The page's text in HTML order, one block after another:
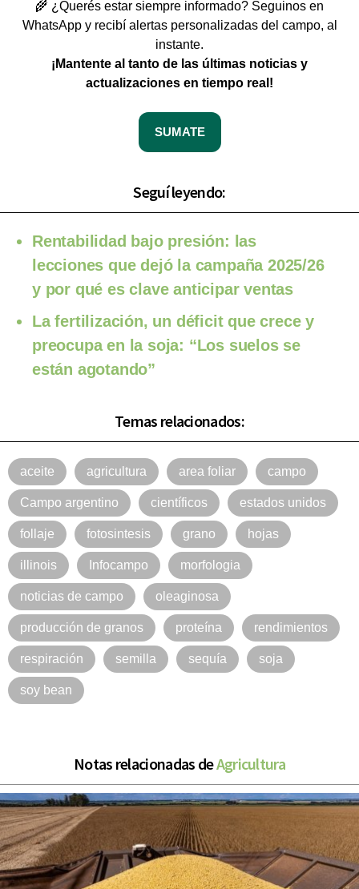
🌾 ¿Querés estar siempre informado? Seguinos en
WhatsApp y recibí alertas personalizadas del campo, al
instante.
¡Mantente al tanto de las últimas noticias y
actualizaciones en tiempo real!
SUMATE
Seguí leyendo:
Rentabilidad bajo presión: las
lecciones que dejó la campaña 2025/26
y por qué es clave anticipar ventas
La fertilización, un déficit que crece y
preocupa en la soja: “Los suelos se
están agotando”
Temas relacionados:
aceite agricultura area foliar campo
Campo argentino científicos estados unidos
follaje fotosintesis grano hojas
illinois Infocampo morfologia
noticias de campo oleaginosa
producción de granos proteína rendimientos
respiración semilla sequía soja
soy bean
Notas relacionadas deAgricultura